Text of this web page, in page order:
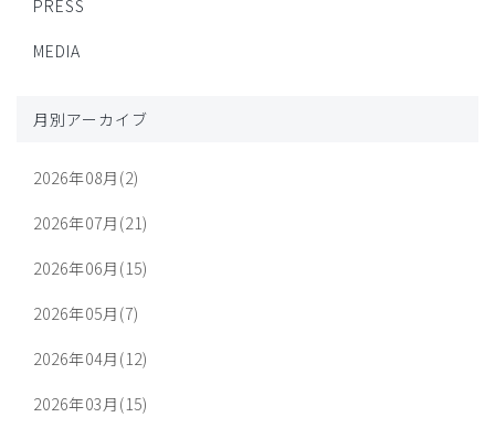
PRESS
MEDIA
月別アーカイブ
2026年08月(2)
2026年07月(21)
2026年06月(15)
2026年05月(7)
2026年04月(12)
2026年03月(15)